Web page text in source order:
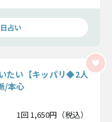
占い
たい【キッパリ◆2人
/本心
1回 1,650円（税込）